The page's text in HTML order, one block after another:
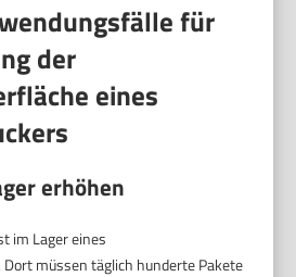
für
der
eines
erhöhen
im Lager eines
müssen täglich hunderte Pakete